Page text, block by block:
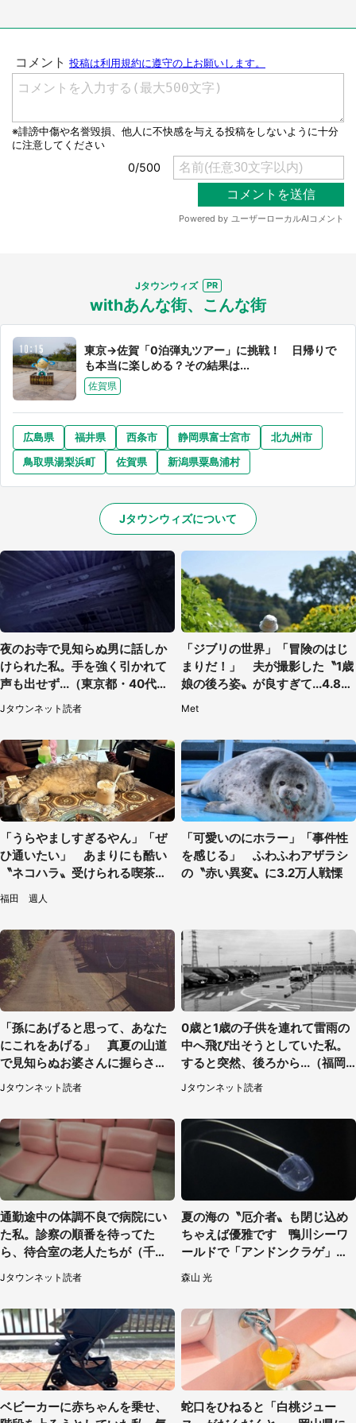
Jタウンウィズ
withあんな街、こんな街
東京→佐賀「0泊弾丸ツアー」に挑戦！ 日帰りで
も本当に楽しめる？その結果は...
佐賀県
広島県 福井県 西条市 静岡県富士宮市
北九州市
鳥取県湯梨浜町
佐賀県 新潟県粟島浦村
Jタウンウィズについて
夜のお寺で見知らぬ男に話しか
けられた私。手を強く引かれて
声も出せず...（東京都・40代女
Jタウンネット読者
「ジブリの世界」「冒険のはじ
まりだ！」 夫が撮影した〝1歳
娘の後ろ姿〟が良すぎて...4.8万
Met
「うらやましすぎるやん」「ぜ
ひ通いたい」 あまりにも酷い
〝ネコハラ〟受けられる喫茶店
に5.3万人驚がく
福田 週人
「可愛いのにホラー」「事件性
を感じる」 ふわふわアザラシ
の〝赤い異変〟に3.2万人戦慄
「孫にあげると思って、あなた
にこれをあげる」 真夏の山道
で見知らぬお婆さんに握らされ
たもの（山口県・30代女性）
Jタウンネット読者
0歳と1歳の子供を連れて雷雨の
中へ飛び出そうとしていた私。
すると突然、後ろから...（福岡
県・30代女性）
Jタウンネット読者
通勤途中の体調不良で病院にい
た私。診察の順番を待ってた
ら、待合室の老人たちが（千葉
県・50代男性）
Jタウンネット読者
夏の海の〝厄介者〟も閉じ込め
ちゃえば優雅です 鴨川シーワ
ールドで「アンドンクラゲ」期
間限定展示【7／29～】
森山 光
ベビーカーに赤ちゃんを乗せ、
蛇口をひねると「白桃ジュー